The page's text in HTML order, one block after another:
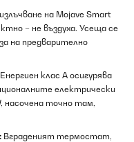
на Mojave Smart
– не въздуха. Усеща се
на предварително
Енергиен клас A осигурява
електрически
насочена точно там,
Вграденият термостат,